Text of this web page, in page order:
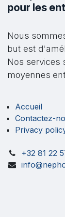
pour les
Nous
but est
Nos services
moyennes
Accueil
Contactez-
Privacy
+32 81 22